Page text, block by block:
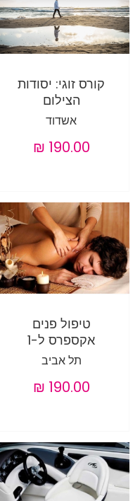
קורס זוגי: יסודות
הצילום
אשדוד
טיפול פנים
אקספרס ל-1
תל אביב